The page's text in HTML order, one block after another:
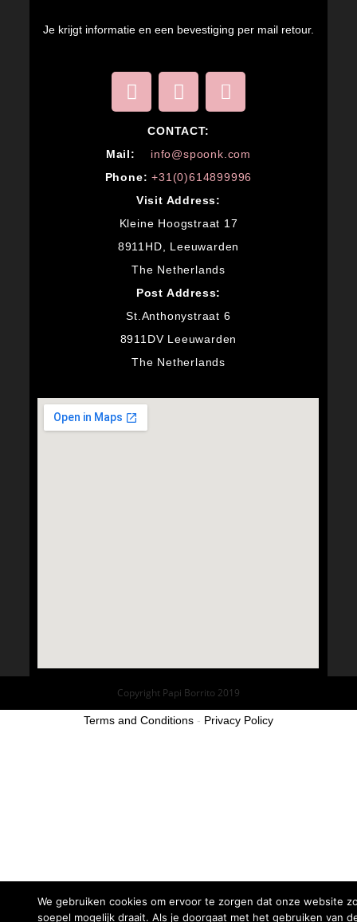
Je krijgt informatie en een bevestiging per mail retour.
CONTACT:
Mail:
info@spoonk.com
Phone: +31(0)614899996
Visit Address:
Kleine Hoogstraat 17
8911HD, Leeuwarden
The Netherlands
Post Address:
St.Anthonystraat 6
8911DV Leeuwarden
The Netherlands
Copyright Papi Borrito 2019
We gebruiken cookies om ervoor te zorgen dat onze website
soepel mogelijk draait. Als je doorgaat met het gebruiken van
Terms and Conditions - Privacy Policy